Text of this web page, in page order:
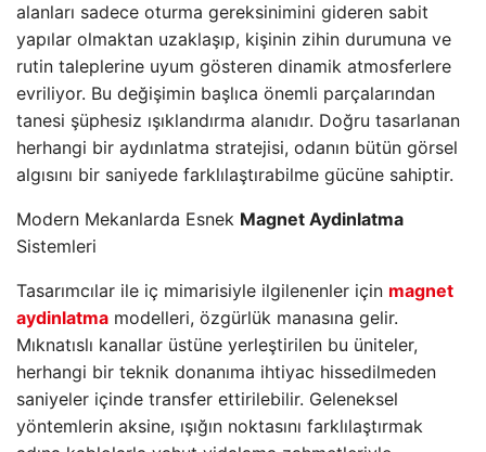
alanları sadece oturma gereksinimini gideren sabit
yapılar olmaktan uzaklaşıp, kişinin zihin durumuna ve
rutin taleplerine uyum gösteren dinamik atmosferlere
evriliyor. Bu değişimin başlıca önemli parçalarından
tanesi şüphesiz ışıklandırma alanıdır. Doğru tasarlanan
herhangi bir aydınlatma stratejisi, odanın bütün görsel
algısını bir saniyede farklılaştırabilme gücüne sahiptir.
Modern Mekanlarda Esnek Magnet Aydinlatma
Sistemleri
Tasarımcılar ile iç mimarisiyle ilgilenenler için magnet
aydinlatma modelleri, özgürlük manasına gelir.
Mıknatıslı kanallar üstüne yerleştirilen bu üniteler,
herhangi bir teknik donanıma ihtiyac hissedilmeden
saniyeler içinde transfer ettirilebilir. Geleneksel
yöntemlerin aksine, ışığın noktasını farklılaştırmak